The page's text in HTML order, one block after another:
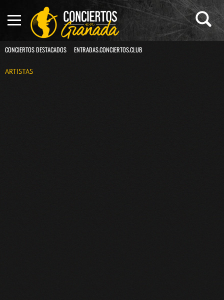
CONCIERTOS DESTACADOS ENTRADAS.CONCIERTOS.CLUB
ARTISTAS